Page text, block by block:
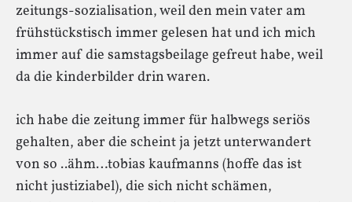
zeitungs-sozialisation, weil den mein vater am
frühstückstisch immer gelesen hat und ich mich
immer auf die samstagsbeilage gefreut habe, weil
da die kinderbilder drin waren.
ich habe die zeitung immer für halbwegs seriös
gehalten, aber die scheint ja jetzt unterwandert
von so ..ähm…tobias kaufmanns (hoffe das ist
nicht justiziabel), die sich nicht schämen,